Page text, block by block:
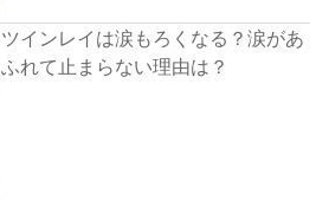
ツインレイは涙もろくなる？涙があ
ふれて止まらない理由は？